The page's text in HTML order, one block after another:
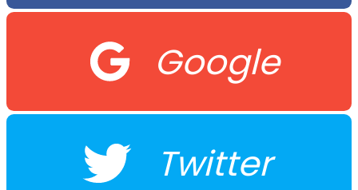
Google
Twitter